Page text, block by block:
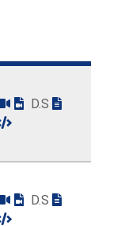
D.S
D.S